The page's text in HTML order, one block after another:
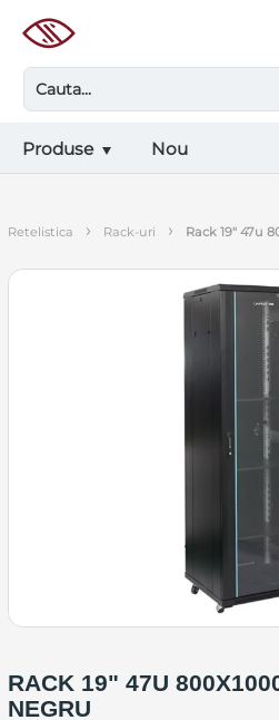
Produse Nou
retelistica › rack-uri › rack 19" 47u
RACK 19" 47U
NEGRU